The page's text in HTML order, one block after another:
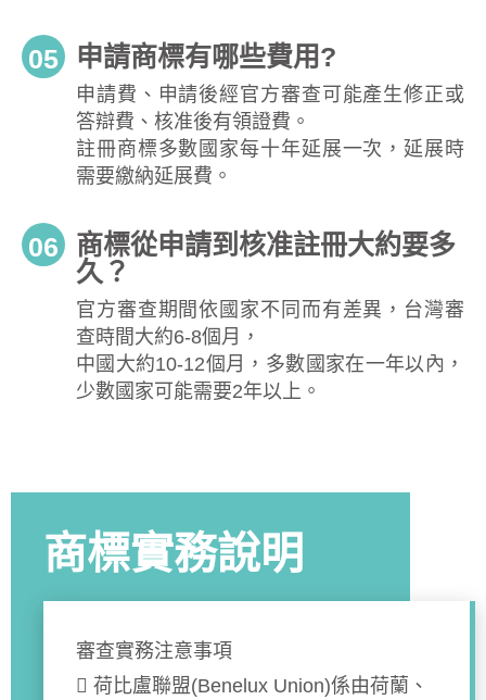
05 申請商標有哪些費用?
申請費、申請後經官方審查可能產生修正或
答辯費、核准後有領證費。
註冊商標多數國家每十年延展一次，延展時
需要繳納延展費。
06
商標從申請到核准註冊大約要多
久？
官方審查期間依國家不同而有差異，台灣審
查時間大約6-8個月，
中國大約10-12個月，多數國家在一年以內，
少數國家可能需要2年以上。
商標實務說明
審查實務注意事項
 荷比盧聯盟(Benelux Union)係由荷蘭、